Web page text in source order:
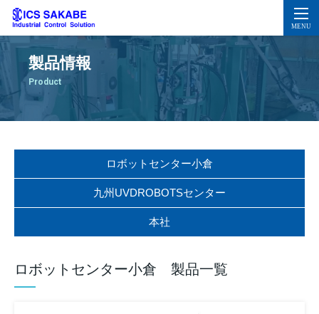
製品情報
Product
ロボットセンター小倉
九州UVDROBOTSセンター
本社
ロボットセンター小倉 製品一覧